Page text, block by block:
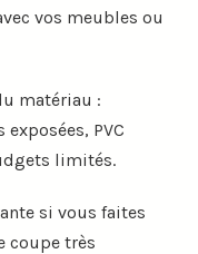
vos meubles ou
matériau :
PVC
limités.
si vous faites
coupe très